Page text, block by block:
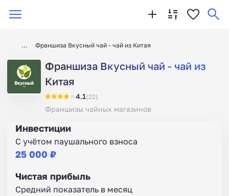
Франшиза Вкусный чай - чай из Китая
Франшиза Вкусный чай - чай из
Китая
4.1(22)
Франшизы чайных магазинов
Инвестиции
С учётом паушального взноса
25 000 ₽
Чистая прибыль
Средний показатель в месяц